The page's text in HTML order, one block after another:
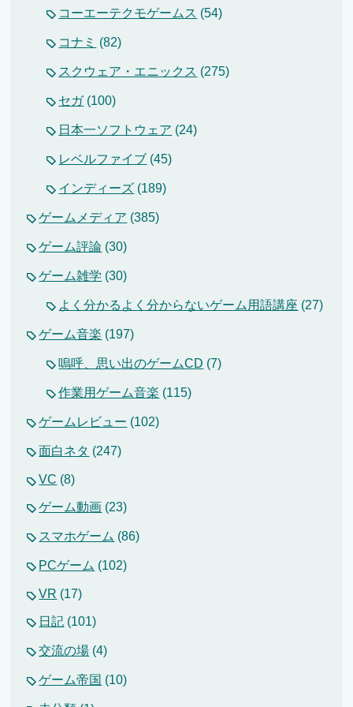
コーエーテクモゲームス (54)
コナミ (82)
スクウェア・エニックス (275)
セガ(100)
日本一ソフトウェア (24)
レベルファイブ (45)
インディーズ (189)
ゲームメディア (385)
ゲーム評論 (30)
ゲーム雑学 (30)
よく分かるよく分からないゲーム用語講座 (27)
ゲーム音楽 (197)
嗚呼、思い出のゲームCD (7)
作業用ゲーム音楽 (115)
ゲームレビュー (102)
面白ネタ (247)
VC (8)
ゲーム動画 (23)
スマホゲーム (86)
PCゲーム (102)
VR (17)
日記 (101)
交流の場 (4)
ゲーム帝国 (10)